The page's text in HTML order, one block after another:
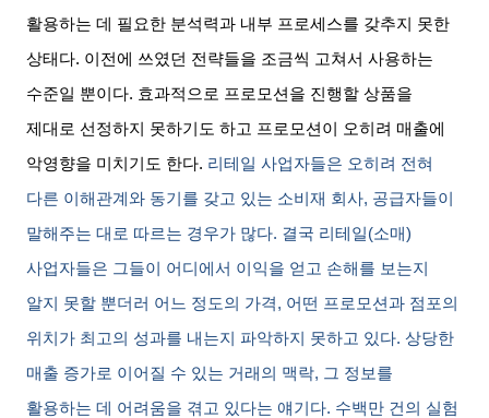
활용하는 데 필요한 분석력과 내부 프로세스를 갖추지 못한
상태다. 이전에 쓰였던 전략들을 조금씩 고쳐서 사용하는
수준일 뿐이다. 효과적으로 프로모션을 진행할 상품을
제대로 선정하지 못하기도 하고 프로모션이 오히려 매출에
악영향을 미치기도 한다. 리테일 사업자들은 오히려 전혀
다른 이해관계와 동기를 갖고 있는 소비재 회사, 공급자들이
말해주는 대로 따르는 경우가 많다. 결국 리테일(소매)
사업자들은 그들이 어디에서 이익을 얻고 손해를 보는지
알지 못할 뿐더러 어느 정도의 가격, 어떤 프로모션과 점포의
위치가 최고의 성과를 내는지 파악하지 못하고 있다.상당한
매출 증가로 이어질 수 있는 거래의 맥락, 그 정보를
활용하는 데 어려움을 겪고 있다는 얘기다. 수백만 건의 실험